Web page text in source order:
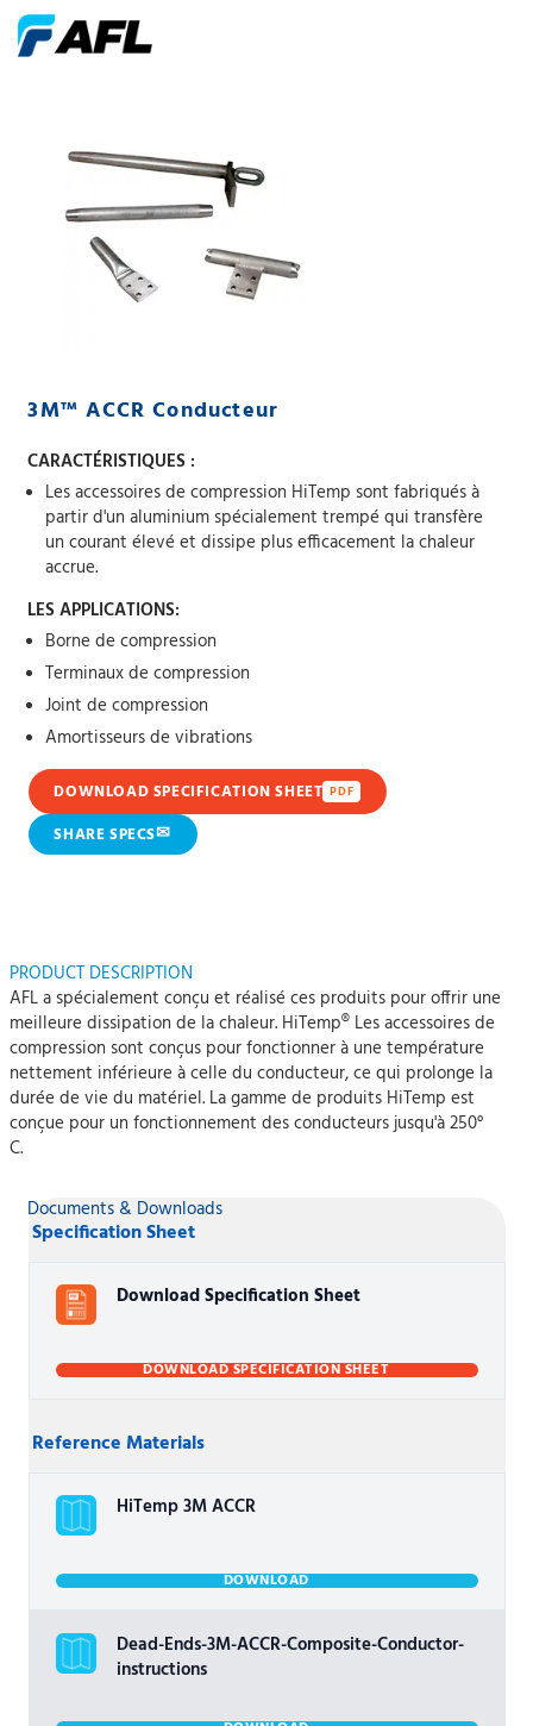
3M™ ACCR Conducteur
CARACTÉRISTIQUES :
Les accessoires de compression HiTemp sont fabriqués à
partir d'un aluminium spécialement trempé qui transfère
un courant élevé et dissipe plus efficacement la chaleur
accrue.
LES APPLICATIONS:
Borne de compression
Terminaux de compression
Joint de compression
Amortisseurs de vibrations
DOWNLOAD SPECIFICATION SHEET PDF
SHARE SPECS✉
PRODUCT DESCRIPTION
AFL a spécialement conçu et réalisé ces produits pour offrir une
meilleure dissipation de la chaleur. HiTemp® Les accessoires de
compression sont conçus pour fonctionner à une température
nettement inférieure à celle du conducteur, ce qui prolonge la
durée de vie du matériel. La gamme de produits HiTemp est
conçue pour un fonctionnement des conducteurs jusqu'à 250°
C.
Documents & Downloads
Specification Sheet
Download Specification Sheet
DOWNLOAD SPECIFICATION SHEET
Reference Materials
HiTemp 3M ACCR
DOWNLOAD
Dead-Ends-3M-ACCR-Composite-Conductor-
instructions